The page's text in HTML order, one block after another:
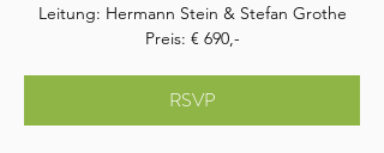
Leitung: Hermann Stein & Stefan Grothe
Preis: € 690,-
RSVP